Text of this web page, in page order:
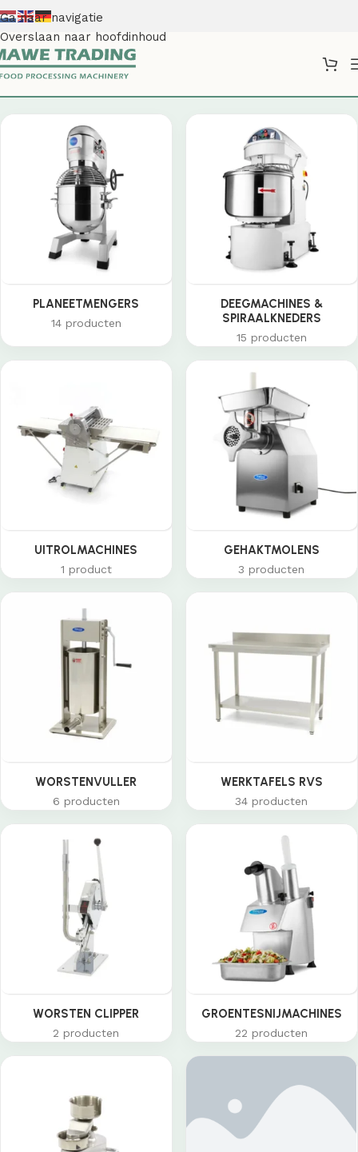
Ga naar navigatie
Overslaan naar hoofdinhoud
PLANEETMENGERS
14 producten
DEEGMACHINES &
SPIRAALKNEDERS
15 producten
UITROLMACHINES
1 product
GEHAKTMOLENS
3 producten
WORSTENVULLER
6 producten
WERKTAFELS RVS
34 producten
WORSTEN CLIPPER
2 producten
GROENTESNIJMACHINES
22 producten